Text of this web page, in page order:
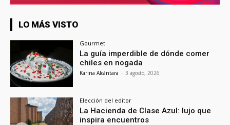
LO MÁS VISTO
Gourmet
La guía imperdible de dónde comer
chiles en nogada
Karina Alcántara - 3 agosto, 2026
Elección del editor
La Hacienda de Clase Azul: lujo que
inspira encuentros